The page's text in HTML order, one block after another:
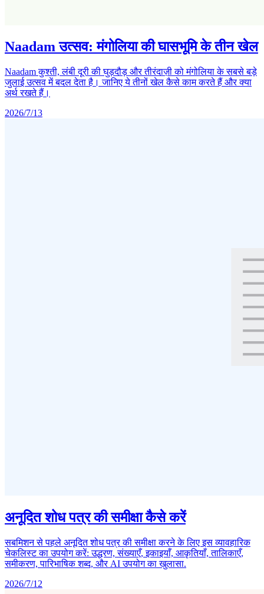
Naadam उत्सव: मंगोलिया की घासभूमि के तीन खेल
Naadam कुश्ती, लंबी दूरी की घुड़दौड़ और तीरंदाज़ी को मंगोलिया के सबसे बड़े
जुलाई उत्सव में बदल देता है। जानिए ये तीनों खेल कैसे काम करते हैं और क्या
अर्थ रखते हैं।
2026/7/13
अनूदित शोध पत्र की समीक्षा कैसे करें
सबमिशन से पहले अनूदित शोध पत्र की समीक्षा करने के लिए इस व्यावहारिक
चेकलिस्ट का उपयोग करें: उद्धरण, संख्याएँ, इकाइयाँ, आकृतियाँ, तालिकाएँ,
समीकरण, पारिभाषिक शब्द, और AI उपयोग का खुलासा.
2026/7/12